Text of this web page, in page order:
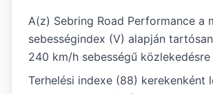
A(z) Sebring Road Performance a
sebességindex (V) alapján
240 km/h sebességű
Terhelési indexe (88) kerekenként